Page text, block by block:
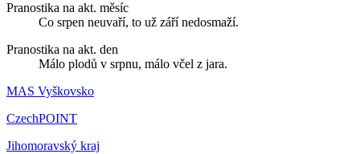
Pranostika na akt. měsíc
Co srpen neuvaří, to už září nedosmaží.
Pranostika na akt. den
Málo plodů v srpnu, málo včel z jara.
MAS Vyškovsko
CzechPOINT
Jihomoravský kraj